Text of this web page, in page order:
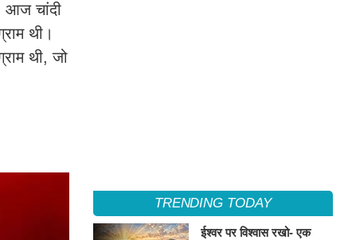
आज चांदी
थी।
थी, जो
TRENDING TODAY
ईश्वर पर विश्वास रखो- एक